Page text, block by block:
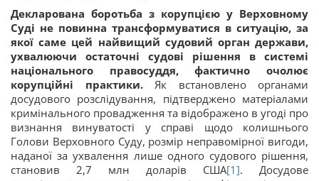
Декларована боротьба з корупцією у Верховному
Суді не повинна трансформуватися в ситуацію, за
якої саме цей найвищий судовий орган держави,
ухвалюючи остаточні судові рішення в системі
національного правосуддя, фактично очолює
корупційні практики.Як встановлено органами
досудового розслідування, підтверджено матеріалами
кримінального провадження та відображено в угоді про
визнання винуватості у справі щодо колишнього
Голови Верховного Суду, розмір неправомірної вигоди,
наданої за ухвалення лише одного судового рішення,
становив 2,7 млн доларів США[1]. Досудове